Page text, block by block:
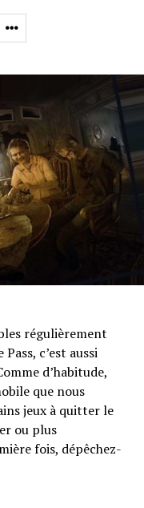
régulièrement
c’est aussi
d’habitude,
que nous
jeux à quitter le
ou plus
fois, dépêchez-